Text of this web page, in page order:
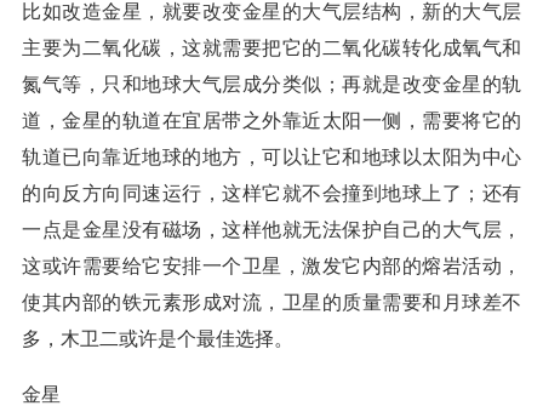
比如改造金星，就要改变金星的大气层结构，新的大气层
主要为二氧化碳，这就需要把它的二氧化碳转化成氧气和
氮气等，只和地球大气层成分类似；再就是改变金星的轨
道，金星的轨道在宜居带之外靠近太阳一侧，需要将它的
轨道已向靠近地球的地方，可以让它和地球以太阳为中心
的向反方向同速运行，这样它就不会撞到地球上了；还有
一点是金星没有磁场，这样他就无法保护自己的大气层，
这或许需要给它安排一个卫星，激发它内部的熔岩活动，
使其内部的铁元素形成对流，卫星的质量需要和月球差不
多，木卫二或许是个最佳选择。
金星